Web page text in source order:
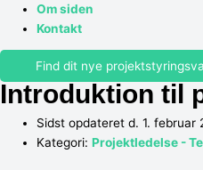
Om siden
Kontakt
Find dit nye
Introduktion til
Sidst opdateret d. 1. februar
Kategori: Projektledelse -